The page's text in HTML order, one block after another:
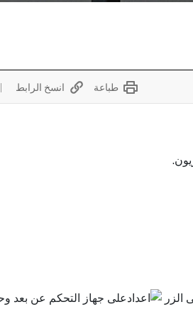
طباعة انسخ الرابط
على جهاز التحكم عن بعد